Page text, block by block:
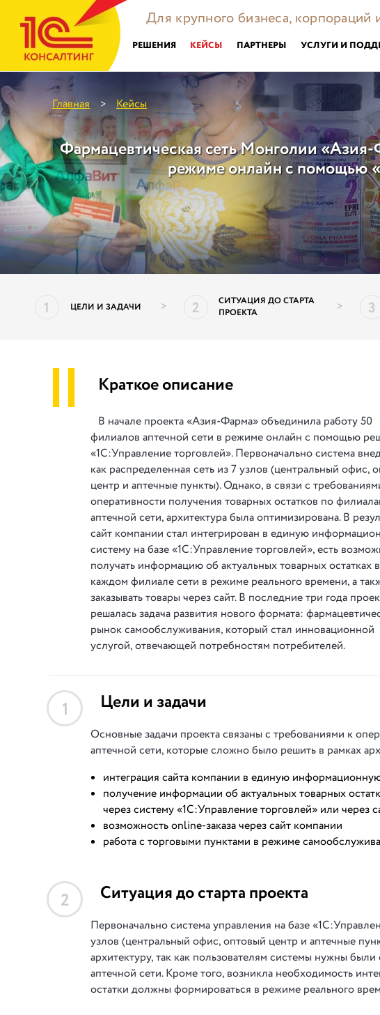
Для крупного бизнеса, корпораций
РЕШЕНИЯ КЕЙСЫ ПАРТНЕРЫ УСЛУГИ И
Главная > Кейсы
Фармацевтическая сеть Монголии
режиме онлайн с помощью
1 ЦЕЛИ И ЗАДАЧИ > 2
СИТУАЦИЯ ДО СТАРТА
ПРОЕКТА
> 3
|| Краткое описание
В начале проекта «Азия-Фарма» объединила работу 50
филиалов аптечной сети в режиме онлайн с помощью
«1С:Управление торговлей». Первоначально система
как распределенная сеть из 7 узлов (центральный офис,
центр и аптечные пункты). Однако, в связи с
оперативности получения товарных остатков по
аптечной сети, архитектура была оптимизирована. В
сайт компании стал интегрирован в единую
систему на базе «1С:Управление торговлей», есть
получать информацию об актуальных товарных остатках в
каждом филиале сети в режиме реального времени, а
заказывать товары через сайт. В последние три года
решалась задача развития нового формата:
рыноксамообслуживания, который стал инновационной
услугой, отвечающей потребностям потребителей.
1 Цели и задачи
Основные задачи проекта связаны с требованиями к
аптечной сети, которые сложно было решить в рамках
интеграция сайта компании в единую
получение информации об актуальных товарных
через систему «1С:Управление торговлей» или через
возможность online-заказа через сайт компании
работа с торговыми пунктами в режиме
2 Ситуация до старта проекта
Первоначально система управления на базе
узлов (центральный офис, оптовый центр и аптечные
архитектуру, так как пользователям системы нужны
аптечной сети. Кроме того, возникла необходимость
остатки должны формироваться в режиме реального